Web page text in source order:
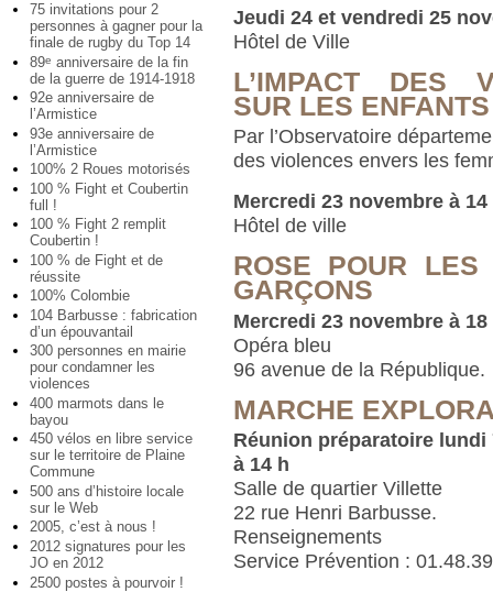
75 invitations pour 2
personnes à gagner pour la
finale de rugby du Top 14
89e anniversaire de la fin
de la guerre de 1914-1918
92e anniversaire de
l’Armistice
93e anniversaire de
l’Armistice
100% 2 Roues motorisés
100 % Fight et Coubertin
full !
100 % Fight 2 remplit
Coubertin !
100 % de Fight et de
réussite
100% Colombie
104 Barbusse : fabrication
d’un épouvantail
300 personnes en mairie
pour condamner les
violences
400 marmots dans le
bayou
450 vélos en libre service
sur le territoire de Plaine
Commune
500 ans d’histoire locale
sur le Web
2005, c’est à nous !
2012 signatures pour les
JO en 2012
2500 postes à pourvoir !
Jeudi 24 et vendredi 25
Hôtel de Ville
L’IMPACT DES
SUR LES ENFANTS
Par l’Observatoire
des violences envers les
Mercredi 23 novembre à 14
Hôtel de ville
ROSE POUR
GARÇONS
Mercredi 23 novembre à 18
Opéra bleu
96 avenue de la République.
MARCHE
Réunion préparatoire lundi
à 14 h
Salle de quartier Villette
22 rue Henri Barbusse.
Renseignements
Service Prévention :